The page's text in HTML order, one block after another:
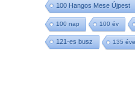
100 Hangos Mese Újpest
100 nap 100 év
121-es busz 135